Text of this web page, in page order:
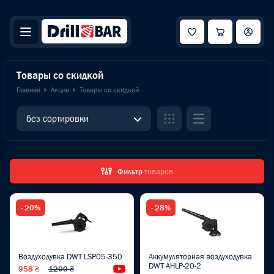
Товары со скидкой
Главная Акции Товары со скидкой
без сортировки
Фильтртоваров
- 20%
Воздуходувка DWT LSP05-350
958 ₴ 1200 ₴ Видеообзор
- 28%
Аккумуляторная воздуходувка
DWT AHLP-20-2